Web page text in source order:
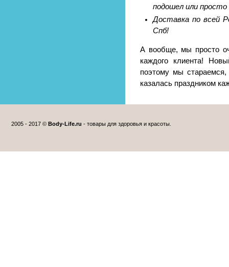
подошел или просто
Доставка по всей
Спб!
А вообще, мы просто
каждого клиента!
поэтому мы
казалась праздником
2005 - 2017 © Body-Life.ru - товары для здоровья и красоты.